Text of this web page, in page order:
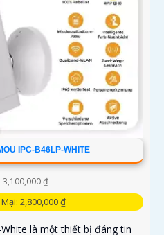
IPC-B46LP-WHITE
3,100,000 ₫
2,800,000 ₫
là một thiết bị đáng tin